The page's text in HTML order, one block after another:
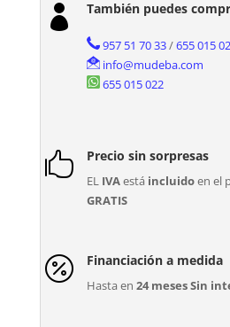
 También puedes
957 51 70 33/655 015
info@mudeba.com
655 015 022
 Precio sin sorpresas
EL IVAestá incluidoen el
GRATIS
 Financiación a medida
Hasta en 24 meses Sin